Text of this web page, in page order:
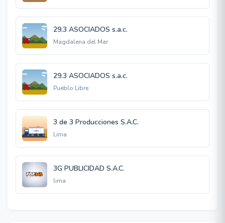
29.3 ASOCIADOS s.a.c.
Magdalena del Mar
29.3 ASOCIADOS s.a.c.
Pueblo Libre
3 de 3 Producciones S.A.C.
Lima
3G PUBLICIDAD S.A.C.
lima